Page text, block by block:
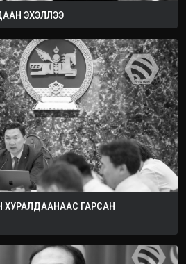
ЭХЭЛЛЭЭ
ХУРАЛДААНААС ГАРСАН